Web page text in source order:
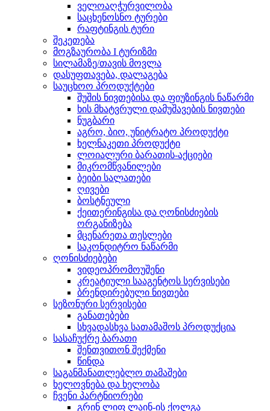
ველოაღჭურვილობა
საცხენოსნო ტურები
რაფტინგის ტური
შეკეთება
მოგზაურობა I ტურიზმი
სილამაზე/თავის მოვლა
დასუფთავება, დალაგება
საუცხოო პროდუქტები
შუშის ნივთებისა და ფიუზინგის ნაწარმი
ხის მხატვრული დამუშავების ნივთები
ნუგბარი
აგრო, ბიო, უნიტრატო პროდუქტი
ხელნაკეთი პროდუქტი
ლოიალური ბარათის-აქციები
მიკრომწვანილები
ბეიბი სალათები
ღივები
ბოსტნეული
ქეითერინგისა და ღონისძიების
ორგანიზება
მცენარეთა თესლები
საკონდიტრო ნაწარმი
ღონისძიებები
ვიდეოპრომოუშენი
კრეატიული სააგენტოს სერვისები
ბრენდირებული ნივთები
სეზონური სერვისები
განათებები
სხვადასხვა სათამაშოს პროდუქცია
სასაჩუქრე ბარათი
შენთვითონ შექმენი
წინდა
საგანმანათლებლო თამაშები
ხელოვნება და ხელობა
ჩვენი პარტნიორები
გრინ ლიფ ლაინ-ის ქოლგა